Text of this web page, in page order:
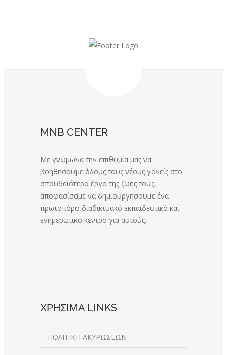
MNB CENTER
Με γνώμωνα την επιθυμία μας να
βοηθήσουμε όλους τους νέους γονείς στο
σπουδαιότερο έργο της ζωής τους,
αποφασίσαμε να δημιουργήσουμε ένα
πρωτοπόρο διαδικτυακό εκπαιδευτικό και
ενημερωτικό κέντρο για αυτούς.
ΧΡΗΣΙΜΑ LINKS
ΠΟΛΙΤΙΚΗ ΑΚΥΡΩΣΕΩΝ